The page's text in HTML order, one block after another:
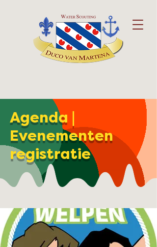
Agenda |
Evenementen
registratie